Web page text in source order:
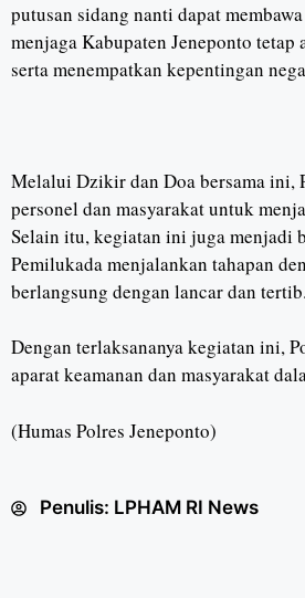
putusan sidang nanti dapat
menjaga Kabupaten Jeneponto tetap
serta menempatkan kepentingan
Melalui Dzikir dan Doa bersama ini,
personel dan masyarakat untuk
Selain itu, kegiatan ini juga menjadi
Pemilukada menjalankan tahapan
berlangsung dengan lancar dan tertib.
Dengan terlaksananya kegiatan ini,
aparat keamanan dan masyarakat
(Humas Polres Jeneponto)
Penulis: LPHAM RI News